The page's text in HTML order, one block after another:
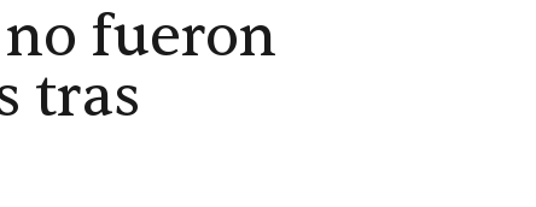
fueron
tras